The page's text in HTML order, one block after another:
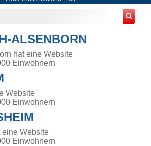
ALSENBORN
hat eine Website
Einwohnern
Website
Einwohnern
eine Website
Einwohnern